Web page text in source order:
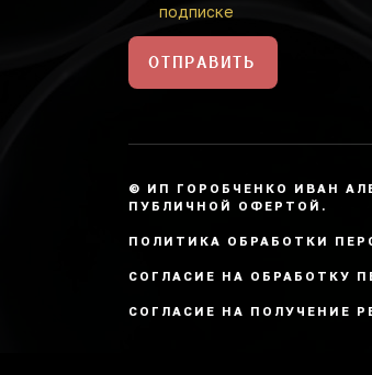
подписке
ОТПРАВИТЬ
© ИП ГОРОБЧЕНКО ИВАН
ПУБЛИЧНОЙ ОФЕРТОЙ.
ПОЛИТИКА ОБРАБОТКИ
СОГЛАСИЕ НА ОБРАБОТКУ
СОГЛАСИЕ НА ПОЛУЧЕНИЕ